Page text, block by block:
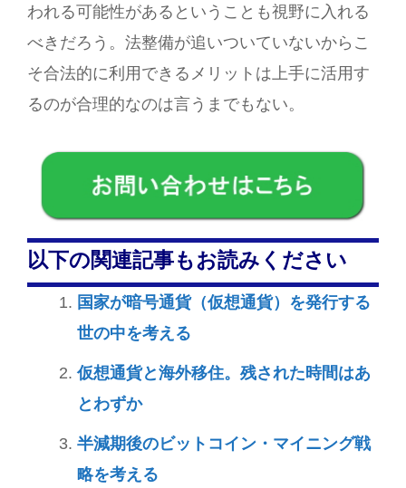
われる可能性があるということも視野に入れる
べきだろう。法整備が追いついていないからこ
そ合法的に利用できるメリットは上手に活用す
るのが合理的なのは言うまでもない。
以下の関連記事もお読みください
国家が暗号通貨（仮想通貨）を発行する
世の中を考える
仮想通貨と海外移住。残された時間はあ
とわずか
半減期後のビットコイン・マイニング戦
略を考える